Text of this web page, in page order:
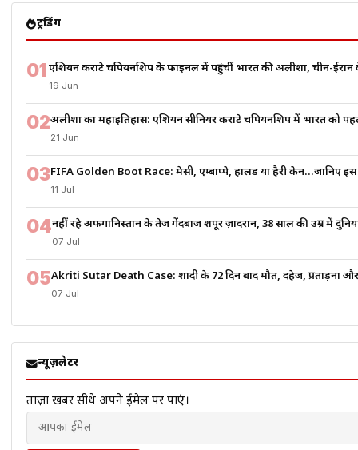
ट्रेंडिंग
01एशियन कराटे चैंपियनशिप के फाइनल में पहुंचीं भारत की अलीशा, चीन-
19 Jun
02अलीशा का महाइतिहास: एशियन सीनियर कराटे चैंपियनशिप में भारत को
21 Jun
03FIFA Golden Boot Race: मेसी, एम्बाप्पे, हालैंड या हैरी केन…जानिए इस
11 Jul
04नहीं रहे अफगानिस्तान के तेज गेंदबाज शपूर ज़ादरान, 38 साल की उम्र में
07 Jul
05Akriti Sutar Death Case: शादी के 72 दिन बाद मौत, दहेज, प्रताड़ना
07 Jul
न्यूज़लेटर
ताज़ा खबरें सीधे अपने ईमेल पर पाएं।